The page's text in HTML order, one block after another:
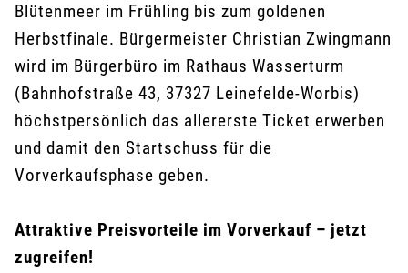
Blütenmeer im Frühling bis zum goldenen
Herbstfinale. Bürgermeister Christian Zwingmann
wird im Bürgerbüro im Rathaus Wasserturm
(Bahnhofstraße 43, 37327 Leinefelde-Worbis)
höchstpersönlich das allererste Ticket erwerben
und damit den Startschuss für die
Vorverkaufsphase geben.
Attraktive Preisvorteile im Vorverkauf – jetzt
zugreifen!